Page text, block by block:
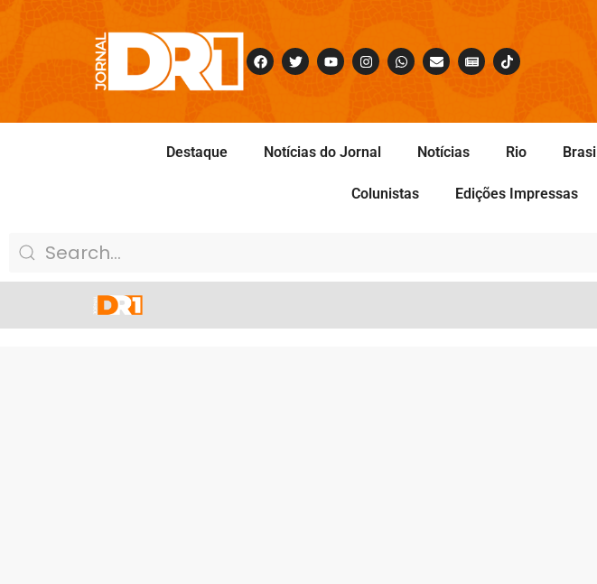
Destaque Notícias do Jornal Notícias Rio Brasil
Colunistas Edições Impressas